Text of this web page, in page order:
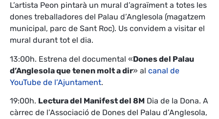
L’artista Peon pintarà un mural d’agraïment a totes les
dones treballadores del Palau d’Anglesola (magatzem
municipal, parc de Sant Roc). Us convidem a visitar el
mural durant tot el dia.
13:00h. Estrena del documental «Dones del Palau
d’Anglesola que tenen molt a dir» al canal de
YouTube de l’Ajuntament.
19:00h. Lectura del Manifest del 8M Dia de la Dona. A
càrrec de l’Associació de Dones del Palau d’Anglesola,